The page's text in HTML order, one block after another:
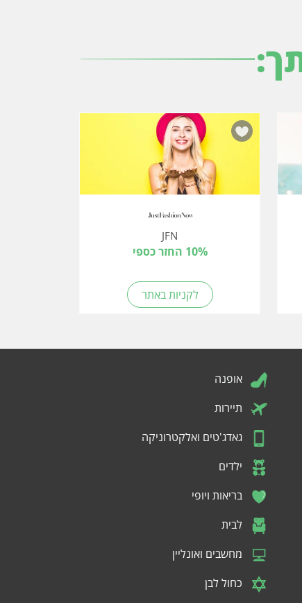
JFN
10% החזר כספי
לקניות באתר
אופנה
תיירות
גאדג'טים ואלקטרוניקה
ילדים
בריאות ויופי
לבית
מחשבים ואונליין
כחול לבן